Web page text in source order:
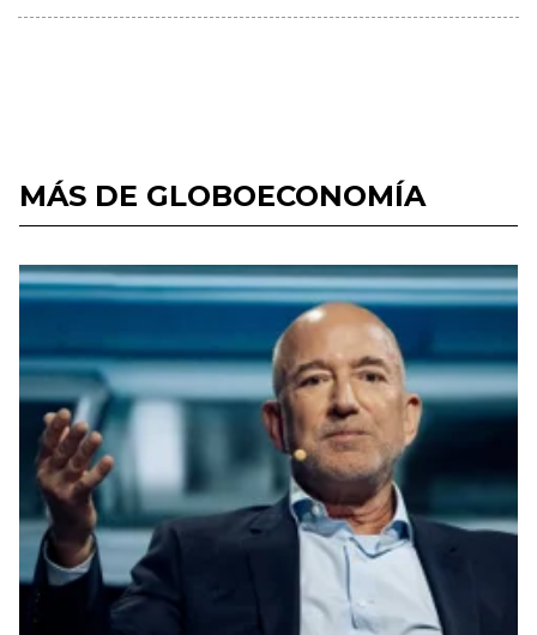
MÁS DE GLOBOECONOMÍA